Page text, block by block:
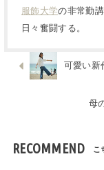
服飾大学の非常勤
日々奮闘する。
可愛い新
母
RECOMMEND